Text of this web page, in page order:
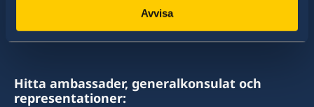
Avvisa
av drygt 100 utlandsmyndigheter.
Hitta ambassader, generalkonsulat och
representationer: